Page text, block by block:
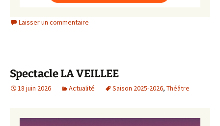
Laisser un commentaire
Spectacle LA VEILLEE
18 juin 2026 Actualité Saison 2025-2026, Théâtre